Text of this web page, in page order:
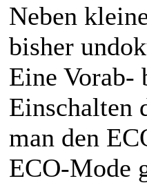
Neben
bisher
Eine Vorab-
Einschalten
man den
ECO-Mode